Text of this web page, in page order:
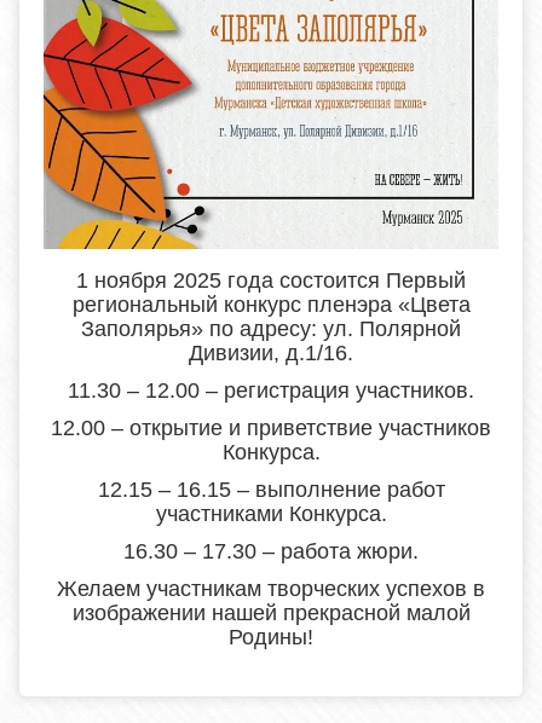
1 ноября 2025 года состоится Первый
региональный конкурс пленэра «Цвета
Заполярья» по адресу: ул. Полярной
Дивизии, д.1/16.
11.30 – 12.00 – регистрация участников.
12.00 – открытие и приветствие участников
Конкурса.
12.15 – 16.15 – выполнение работ
участниками Конкурса.
16.30 – 17.30 – работа жюри.
Желаем участникам творческих успехов в
изображении нашей прекрасной малой
Родины!